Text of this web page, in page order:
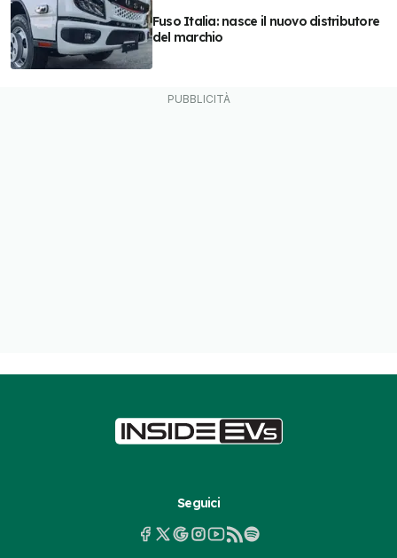
Fuso Italia: nasce il nuovo distributore
del marchio
Seguici